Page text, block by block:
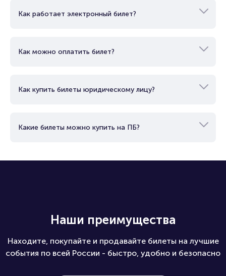
Как вернуть, сдать или продать билет узнайте в разделах:
Организаторам
Как работает электронный билет?
Как можно оплатить билет?
Как купить билеты юридическому лицу?
Какие билеты можно купить на ПБ?
Наши преимущества
Находите, покупайте и продавайте билеты на лучшие
события по всей России - быстро, удобно и безопасно